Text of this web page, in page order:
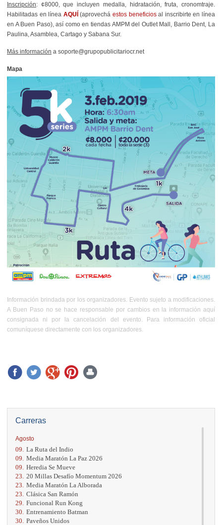
Carreras
Agosto
09. La Ruta del Indio
09. Media Maratón La Paz 2026
09. Heredia Se Mueve
23. 20 Millas Desafío Momentum 2026
23. Media Maratón La Alborada
23. Clásica San Ramón
29. Funcional Run Kong
30. Entrenamiento Batman
30. Paveños Unidos
Inscripción: ¢8000, que incluyen medalla, hidratación, fruta, cronomtraje.
Habilitadas en línea AQUÍ (aprovecháestos beneficiosal inscribirte en línea
en A Buen Paso), así como en tiendas AMPM del Outlet Mall, Barrio Dent, La
Paulina, Asamblea, Cartago y Sabana Sur.
Más información a soporte@grupopublicitariocr.net
Mapa
Información brindada por los organizadores. Evento sujeto a modificaciones.
A Buen Paso no se hace responsable por cambios en la información aquí
consignada ni por la cancelación del evento. Para información oficial
comuníquese directamente con los organizadores.